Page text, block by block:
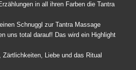
in all ihren Farben die Tantra
Schnuggl zur Tantra Massage
uns total darauf! Das wird ein Highlight
Liebe und das Ritual